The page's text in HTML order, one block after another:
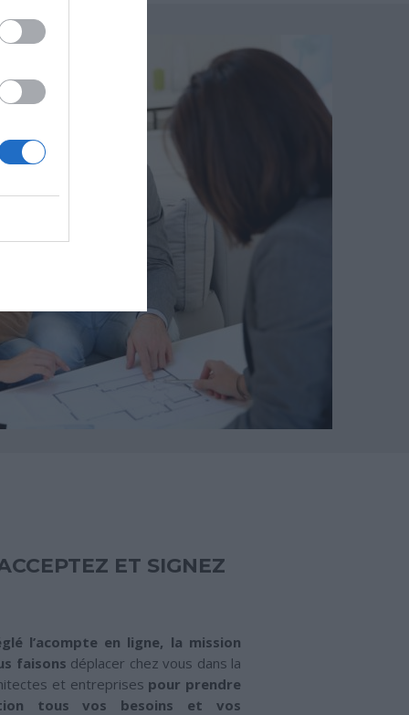
ET SIGNEZ
l’acompte en ligne, la mission
faisons déplacer chez vous dans la
et entreprises pour prendre
tous vos besoins et vos